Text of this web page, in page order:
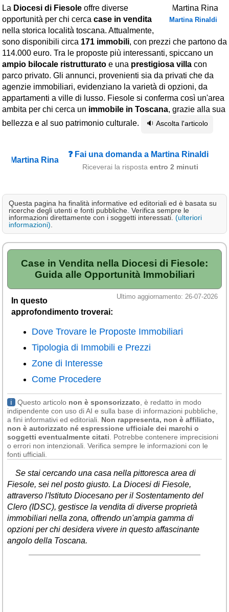
Martina Rinaldi
La Diocesi di Fiesole offre diverse
opportunità per chi cerca case in vendita
nella storica località toscana. Attualmente,
sono disponibili circa 171 immobili, con prezzi che partono da
114.000 euro. Tra le proposte più interessanti, spiccano un
ampio bilocale ristrutturato e una prestigiosa villa con
parco privato. Gli annunci, provenienti sia da privati che da
agenzie immobiliari, evidenziano la varietà di opzioni, da
appartamenti a ville di lusso. Fiesole si conferma così un'area
ambita per chi cerca un immobile in Toscana, grazie alla sua
bellezza e al suo patrimonio culturale.
🔉 Ascolta l'articolo
❓ Fai una domanda a Martina Rinaldi
Riceverai la risposta entro 2 minuti
Questa pagina ha finalità informative ed editoriali ed è basata su
ricerche degli utenti e fonti pubbliche. Verifica sempre le
informazioni direttamente con i soggetti interessati. (ulteriori
informazioni)
Case in Vendita nella Diocesi di Fiesole:
Guida alle Opportunità Immobiliari
Ultimo aggiornamento: 26-07-2026
In questo
approfondimento troverai:
Dove Trovare le Proposte Immobiliari
Tipologia di Immobili e Prezzi
Zone di Interesse
Come Procedere
ℹ Questo articolo non è sponsorizzato , è redatto in modo
indipendente con uso di AI e sulla base di informazioni pubbliche,
a fini informativi ed editoriali. Non rappresenta, non è affiliato,
non è autorizzato né espressione ufficiale dei marchi o
soggetti eventualmente citati . Potrebbe contenere imprecisioni
o errori non intenzionali. Verifica sempre le informazioni con le
fonti ufficiali.
Se stai cercando una casa nella pittoresca area di
Fiesole, sei nel posto giusto. La Diocesi di Fiesole,
attraverso l'Istituto Diocesano per il Sostentamento del
Clero (IDSC), gestisce la vendita di diverse proprietà
immobiliari nella zona, offrendo un'ampia gamma di
opzioni per chi desidera vivere in questo affascinante
angolo della Toscana.
➕ Segnala evento
Area riservata
Chi siamo
Ambienti
≋ Mare
🗻 Montagna
Laghi
Campagna
Sci
Altro
Basilicata(64)
Calabria(332)
Campania(365)
Emilia - Romagna (227)
Friuli - Venezia Giulia
Lombardia (177)
Marche(242)
Molise(38)
Piemonte(118)
Puglia (788)
Sardegna (457)
Sicilia(823)
Toscana(448)